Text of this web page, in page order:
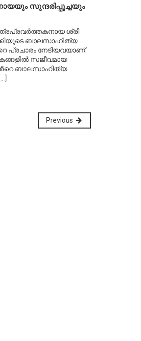
സുന്ദരിപ്പൂച്ചയും
ശ്രീ
ബാലസാഹിത്യ
പ്രചാരം നേടിയവയാണ്.
സജീവമായ
ബാലസാഹിത്യ
[...]
Previous